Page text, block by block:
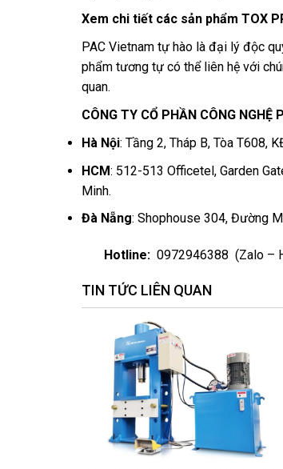
Xem chi tiết các sản phẩm TOX
PAC Vietnam tự hào là đại lý độc
phẩm tương tự có thể liên hệ với
quan.
CÔNG TY CỔ PHẦN CÔNG NGHỆ
Hà Nội: Tầng 2, Tháp B, Tòa T608,
HCM: 512-513 Officetel, Garden
Minh.
Đà Nẵng: Shophouse 304, Đường
Hotline: 0972946388 (Zalo –
TIN TỨC LIÊN QUAN